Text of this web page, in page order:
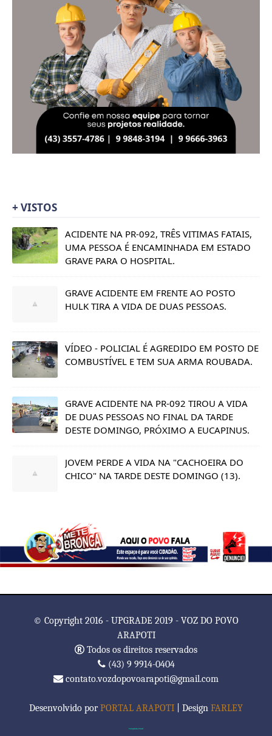
+ VISTOS
ACIDENTE NA PR-092, TRÊS VITIMAS FATAIS,
UMA PESSOA É ENCAMINHADA EM ESTADO
GRAVE PARA O HOSPITAL.
GRAVE ACIDENTE EM FRENTE AO POSTO
HULK TIRA A VIDA DE DUAS PESSOAS.
VÍDEO - POLICIAL É AGREDIDO EM POSTO DE
COMBUSTÍVEL E TEM SUA ARMA ROUBADA.
GRAVE ACIDENTE NA PR-092 TIROU A VIDA
DE DUAS PESSOAS NO FINAL DA TARDE
DESTE DOMINGO, PRÓXIMO A EUCAPINUS.
JOVEM PERDE A VIDA NA "CACHOEIRA DO
CHICO" NA TARDE DESTE DOMINGO (13).
© Copyright 2016 - UPGRADE 2019 - VOZ DO POVO
ARAPOTI
Todos os direitos reservados
(43) 9 9914-0404
contato.vozdopovoarapoti@gmail.com
Desenvolvido porPORTAL ARAPOTI | Design FARLEY
TemplatesYard